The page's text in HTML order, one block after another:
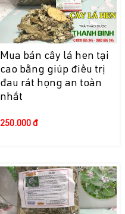
Mua bán cây lá hen tại
cao bằng giúp điều trị
đau rát họng an toàn
nhất
250.000 đ